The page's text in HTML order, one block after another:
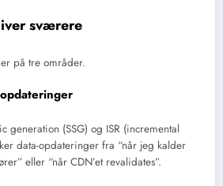
sværere
på tre områder.
generation (SSG) og ISR (incremental
data-opdateringer fra “når jeg kalder
eller “når CDN’et revalidates”.